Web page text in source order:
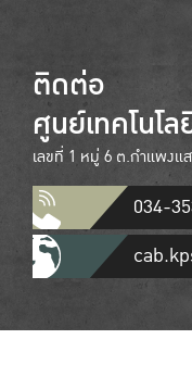
ติดต่อ
ศูนย์เทคโนโ
เลขที่ 1 หมู่ 6 ต.กำแพง
034-